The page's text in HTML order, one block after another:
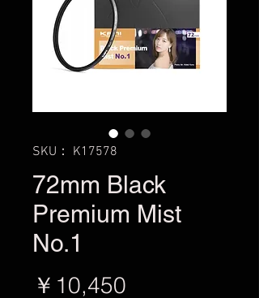
SKU： K17578
72mm Black
Premium Mist
No.1
￥10,450